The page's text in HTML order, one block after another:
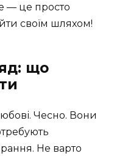
— це просто
своїм шляхом!
що
Чесно. Вони
Не варто